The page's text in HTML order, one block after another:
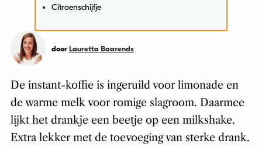
Citroenschijfje
door Lauretta Baarends
De instant-koffie is ingeruild voor limonade en
de warme melk voor romige slagroom. Daarmee
lijkt het drankje een beetje op een milkshake.
Extra lekker met de toevoeging van sterke drank.